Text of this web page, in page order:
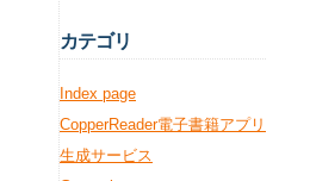
カテゴリ
Index page
CopperReader電子書籍アプリ
生成サービス